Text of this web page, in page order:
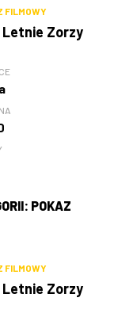
FILMOWY
Letnie Zorzy
POKAZ
FILMOWY
Letnie Zorzy